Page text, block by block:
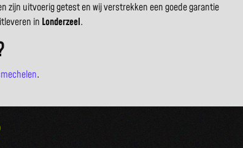
zijn uitvoerig getest en wij verstrekken een goede garantie
in Londerzeel.
.